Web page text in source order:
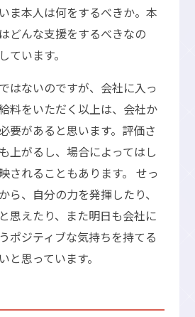
ま本人は何をするべきか。本
どんな支援をするべきなの
ています。
はないのですが、会社に入っ
料をいただく以上は、会社か
要があると思います。評価さ
上がるし、場合によってはし
されることもあります。 せっ
ら、自分の力を発揮したり、
思えたり、また明日も会社に
ポジティブな気持ちを持てる
と思っています。